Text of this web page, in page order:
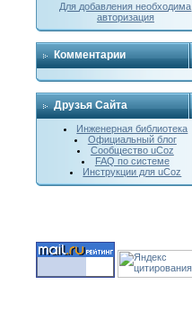
Для добавления необходима
авторизация
Комментарии
Друзья Сайта
Инженерная библиотека
Официальный блог
Сообщество uCoz
FAQ по системе
Инструкции для uCoz